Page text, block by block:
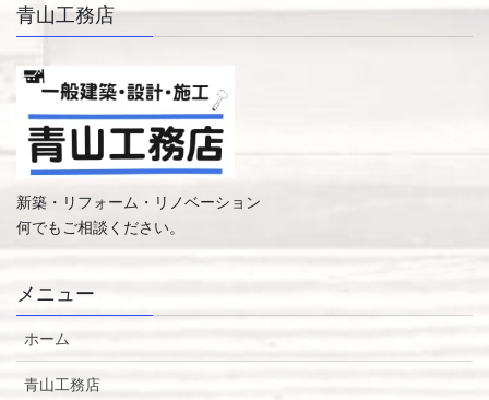
青山工務店
新築・リフォーム・リノベーション
何でもご相談ください。
メニュー
ホーム
青山工務店